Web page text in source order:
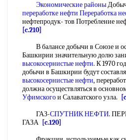
Экономические районы
переработке нефти Переработка
нефтепродук- тов Потребление
[c.210]
В балансе добычи в Союзе и
Башкирии значительную долю
высокосернистые нефти. К 1970
добычи в Башкирии будут
высокосернистые нефти,
должна осуществляться в
Уфимскогои Салаватского узла.
ГАЗ-СПУТНИК НЕФТИ.
ГАЗА [c.120]